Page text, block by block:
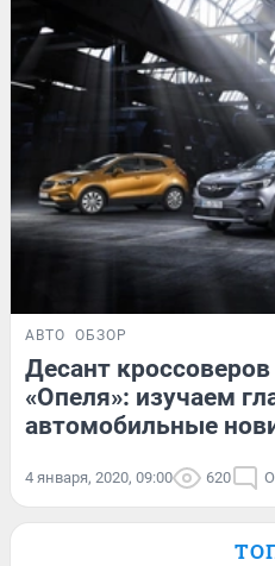
АВТО ОБЗОР
Десант
«Опеля»: изучаем
автомобильные
4 января, 2020, 09:00 620